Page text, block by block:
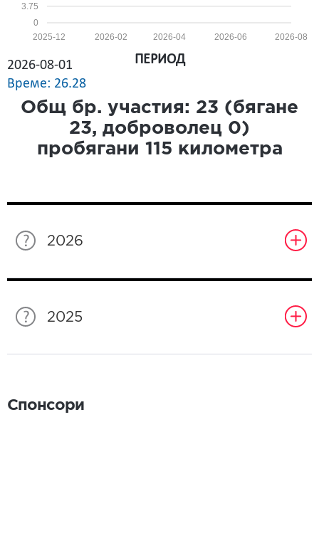
0
3.75
2026-08
2026-06
2026-04
2026-02
2025-12
2026-08-01
Време: 26.28
ПЕРИОД
Общ бр. участия: 23 (бягане
23, доброволец 0)
пробягани 115 километра
2026
2025
Спонсори